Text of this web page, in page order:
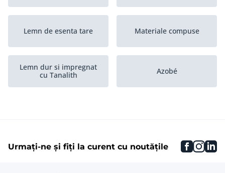
Lemn de esenta tare Materiale compuse
Lemn dur si impregnat
cu Tanalith
Azobé
Placaj Ar?ar
Urmați-ne și fiți la curent cu noutățile